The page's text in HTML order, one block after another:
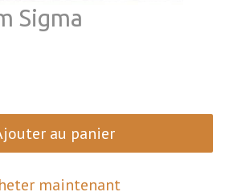
Sigma
au panier
maintenant